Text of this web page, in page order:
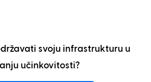
svoju infrastrukturu u
učinkovitosti?